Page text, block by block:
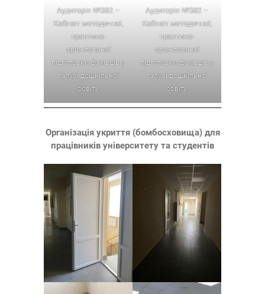
Аудиторія №382 –
Кабінет методичної,
практико-
орієнтованої
підготовки фахівців у
галузі дошкільної
освіти
Аудиторія №382 –
Кабінет методичної,
практико-
орієнтованої
підготовки фахівців у
галузі дошкільної
освіти
Організація укриття (бомбосховища) для
працівників університету та студентів